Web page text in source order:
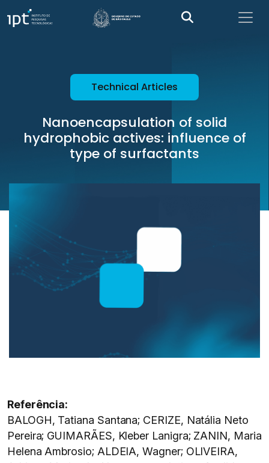
Technical Articles
Nanoencapsulation of solid
hydrophobic actives: influence of
type of surfactants
Referência:
BALOGH, Tatiana Santana; CERIZE, Natália Neto
Pereira; GUIMARÃES, Kleber Lanigra; ZANIN, Maria
Helena Ambrosio; ALDEIA, Wagner; OLIVEIRA,